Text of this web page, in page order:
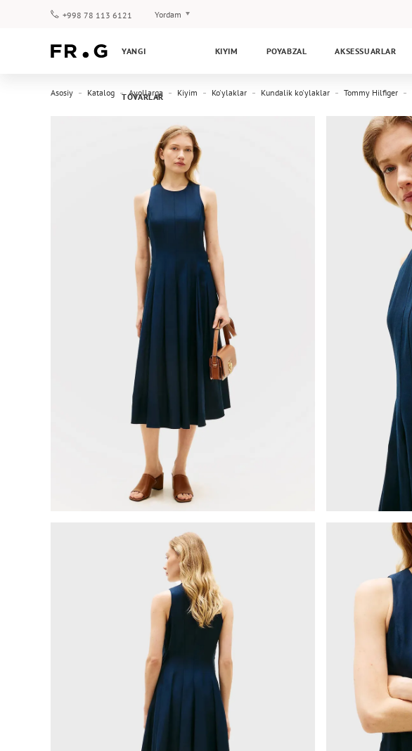
+998 78 113 6121 Yordam
Kafolat
YANGI
TOVARLAR
KIYIM POYABZAL AKSESSUARLAR
Asosiy Katalog Ayollarga Kiyim Ko'ylaklar Kundalik ko'ylaklar Tommy Hilfiger